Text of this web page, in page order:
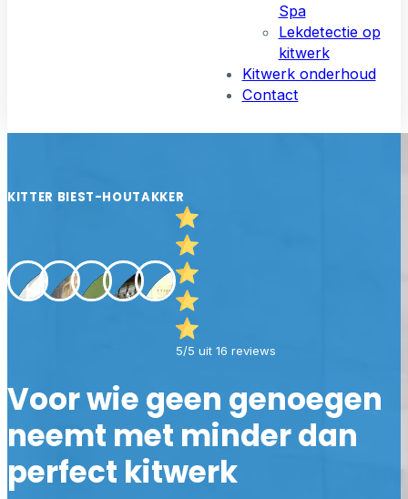
Spa
Lekdetectie op
kitwerk
Kitwerk onderhoud
Contact
KITTER BIEST-HOUTAKKER
5/5 uit 16 reviews
Voor wie geen genoegen
neemt met minder dan
perfect kitwerk